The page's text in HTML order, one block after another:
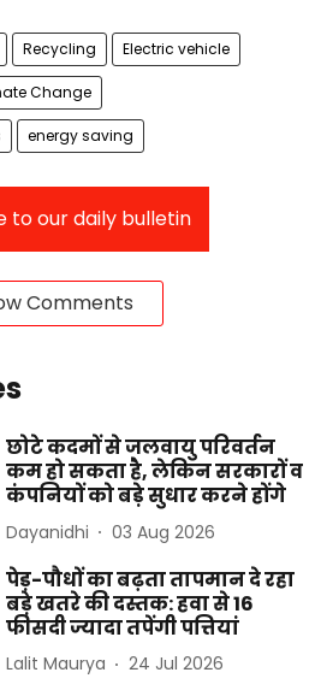
Recycling Electric vehicle
Change
energy saving
to our daily bulletin
Comments
छोटे कदमों से जलवायु परिवर्तन
कम हो सकता है, लेकिन सरकारों व
कंपनियों को बड़े सुधार करने होंगे
Dayanidhi 03 Aug 2026
पेड़-पौधों का बढ़ता तापमान दे रहा
बड़े खतरे की दस्तक: हवा से 16
फीसदी ज्यादा तपेंगी पत्तियां
Lalit Maurya 24 Jul 2026